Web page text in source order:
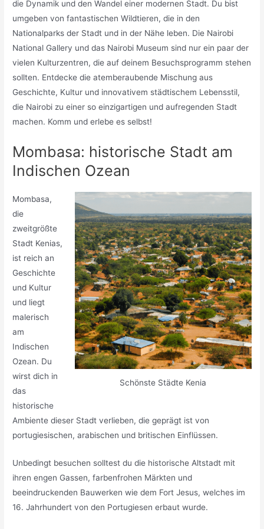
die Dynamik und den Wandel einer modernen Stadt. Du bist
umgeben von fantastischen Wildtieren, die in den
Nationalparks der Stadt und in der Nähe leben. Die Nairobi
National Gallery und das Nairobi Museum sind nur ein paar der
vielen Kulturzentren, die auf deinem Besuchsprogramm stehen
sollten. Entdecke die atemberaubende Mischung aus
Geschichte, Kultur und innovativem städtischem Lebensstil,
die Nairobi zu einer so einzigartigen und aufregenden Stadt
machen. Komm und erlebe es selbst!
Mombasa: historische Stadt am
Indischen Ozean
Schönste Städte Kenia
Mombasa,
die
zweitgrößte
Stadt Kenias,
ist reich an
Geschichte
und Kultur
und liegt
malerisch
am
Indischen
Ozean. Du
wirst dich in
das
historische
Ambiente dieser Stadt verlieben, die geprägt ist von
portugiesischen, arabischen und britischen Einflüssen.
Unbedingt besuchen solltest du die historische Altstadt mit
ihren engen Gassen, farbenfrohen Märkten und
beeindruckenden Bauwerken wie dem Fort Jesus, welches im
16. Jahrhundert von den Portugiesen erbaut wurde.